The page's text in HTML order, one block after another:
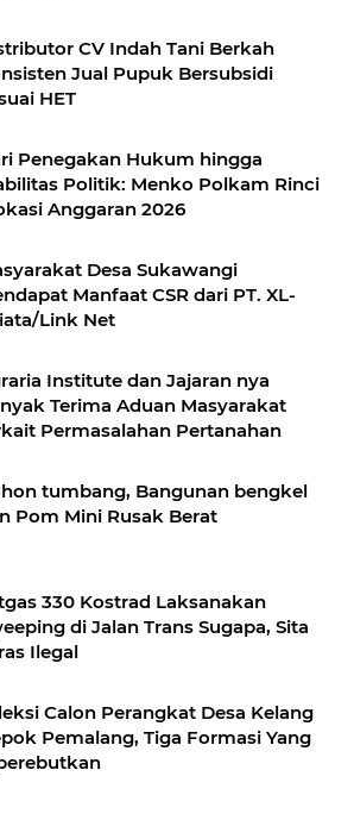
CV Indah Tani Berkah
Jual Pupuk Bersubsidi
HET
Penegakan Hukum hingga
Politik: Menko Polkam Rinci
Anggaran 2026
Desa Sukawangi
Manfaat CSR dari PT. XL-
Link Net
Institute dan Jajaran nya
Terima Aduan Masyarakat
Permasalahan Pertanahan
tumbang, Bangunan bengkel
Pom Mini Rusak Berat
330 Kostrad Laksanakan
di Jalan Trans Sugapa, Sita
Ilegal
Calon Perangkat Desa Kelang
Pemalang, Tiga Formasi Yang